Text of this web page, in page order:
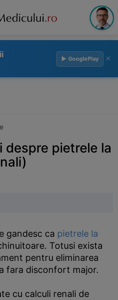
▶ GooglePlay ×
despre pietrele la
gandesc ca pietrele la
Totusi exista
pentru eliminarea
fara disconfort major.
cu calculi renali de